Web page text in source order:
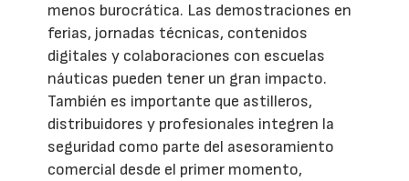
menos burocrática. Las demostraciones en
ferias, jornadas técnicas, contenidos
digitales y colaboraciones con escuelas
náuticas pueden tener un gran impacto.
También es importante que astilleros,
distribuidores y profesionales integren la
seguridad como parte del asesoramiento
comercial desde el primer momento,